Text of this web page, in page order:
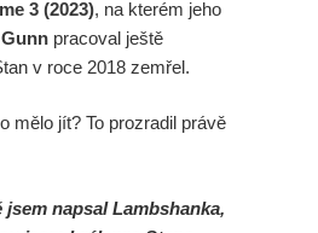
3 (2023), na kterém jeho
pracoval ještě
v roce 2018 zemřel.
mělo jít? To prozradil právě
napsal Lambshanka,